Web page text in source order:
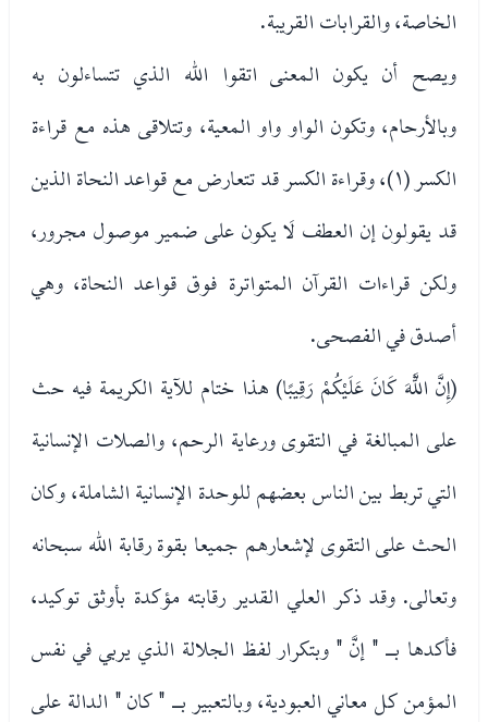
الخاصة، والقرابات القريبة.
ويصح أن يكون المعنى اتقوا الله الذي تتساءلون به
وبالأرحام، وتكون الواو واو المعية، وتتلاقى هذه مع قراءة
الكسر (١)، وقراءة الكسر قد تتعارض مع قواعد النحاة الذين
قد يقولون إن العطف لَا يكون على ضمير موصول مجرور،
ولكن قراءات القرآن المتواترة فوق قواعد النحاة، وهي
أصدق في الفصحى.
(إِنَّ اللَّهَ كَانَ عَلَيْكُمْ رَقِيبًا) هذا ختام للآية الكريمة فيه حث
على المبالغة في التقوى ورعاية الرحم، والصلات الإنسانية
التي تربط بين الناس بعضهم للوحدة الإنسانية الشاملة، وكان
الحث على التقوى لإشعارهم جميعا بقوة رقابة الله سبحانه
وتعالى. وقد ذكر العلي القدير رقابته مؤكدة بأوثق توكيد،
فأكدها بـ " إنَّ " وبتكرار لفظ الجلالة الذي يربي في نفس
المؤمن كل معاني العبودية، وبالتعبير بـ " كان " الدالة على